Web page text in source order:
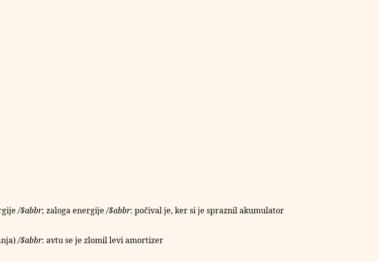
/$abbr; zaloga energije/$abbr: počival je, ker si je spraznil akumulator
/$abbr: avtu se je zlomil levi amortizer